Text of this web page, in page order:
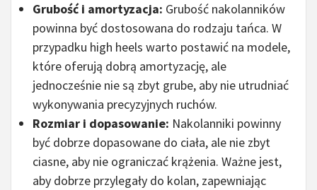
Grubość i amortyzacja: Grubość nakolanników
powinna być dostosowana do rodzaju tańca. W
przypadku high heels warto postawić na modele,
które oferują dobrą amortyzację, ale
jednocześnie nie są zbyt grube, aby nie utrudniać
wykonywania precyzyjnych ruchów.
Rozmiar i dopasowanie: Nakolanniki powinny
być dobrze dopasowane do ciała, ale nie zbyt
ciasne, aby nie ograniczać krążenia. Ważne jest,
aby dobrze przylegały do kolan, zapewniając